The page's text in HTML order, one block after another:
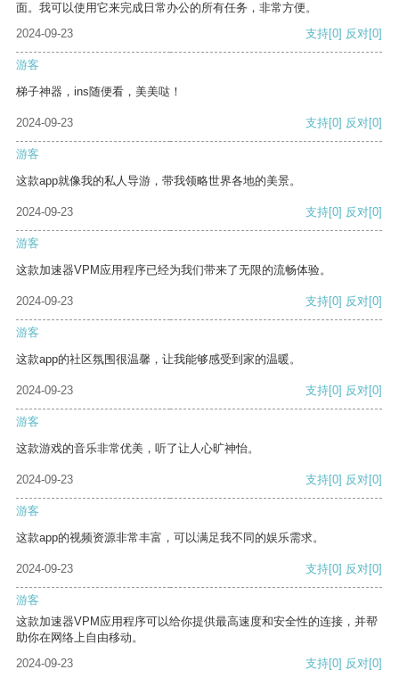
面。我可以使用它来完成日常办公的所有任务，非常方便。
2024-09-23
支持[0] 反对[0]
游客
梯子神器，ins随便看，美美哒！
2024-09-23 支持[0] 反对[0]
游客
这款app就像我的私人导游，带我领略世界各地的美景。
2024-09-23 支持[0] 反对[0]
游客
这款加速器VPM应用程序已经为我们带来了无限的流畅体验。
2024-09-23 支持[0] 反对[0]
游客
这款app的社区氛围很温馨，让我能够感受到家的温暖。
2024-09-23 支持[0] 反对[0]
游客
这款游戏的音乐非常优美，听了让人心旷神怡。
2024-09-23 支持[0] 反对[0]
游客
这款app的视频资源非常丰富，可以满足我不同的娱乐需求。
2024-09-23 支持[0] 反对[0]
游客
这款加速器VPM应用程序可以给你提供最高速度和安全性的连接，并帮
助你在网络上自由移动。
2024-09-23
支持[0] 反对[0]